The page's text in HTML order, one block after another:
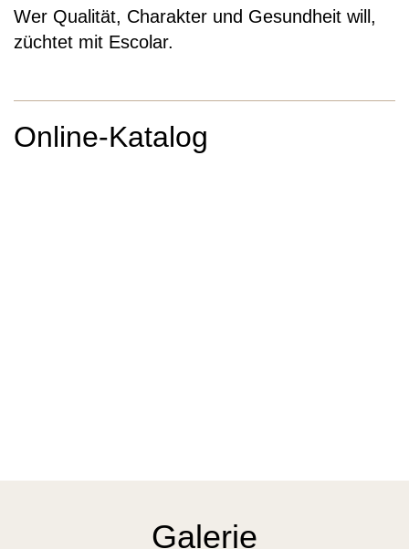
Wer Qualität, Charakter und Gesundheit will,
züchtet mit Escolar.
Online-Katalog
Galerie